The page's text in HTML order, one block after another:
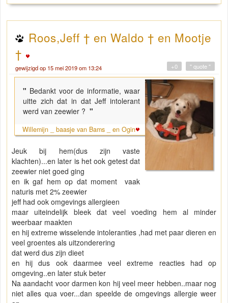
Roos,Jeff † en Waldo † en Mootje
†
gewijzigd op 15 mei 2019 om 13:24 " quote "
+0
" Bedankt voor de informatie, waar
uitte zich dat in dat Jeff intolerant
werd van zeewier ? "
Willemijn _ baasje van Bams _ en Ogin
Jeuk bij hem(dus zijn vaste
klachten)...en later is het ook getest dat
zeewier niet goed ging
en ik gaf hem op dat moment vaak
naturis met 2% zeewier
jeff had ook omgevings allergieen
maar uiteindelijk bleek dat veel voeding hem al minder
weerbaar maakten
en hij extreme wisselende intoleranties ,had met paar dieren en
veel groentes als uitzonderering
dat werd dus zijn dieet
en hij dus ook daarmee veel extreme reacties had op
omgeving..en later stuk beter
Na aandacht voor darmen kon hij veel meer hebben..maar nog
niet alles qua voer...dan speelde de omgevings allergie weer